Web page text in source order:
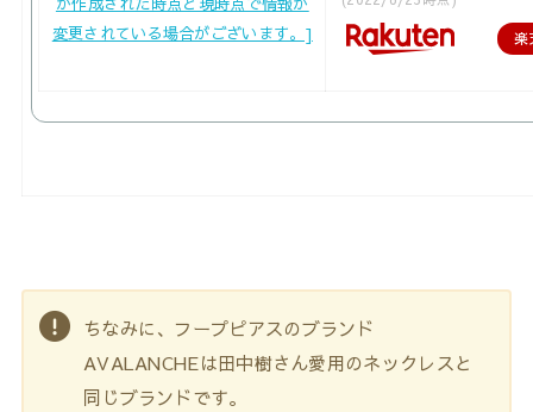
楽
ちなみに、フープピアスのブランド
AVALANCHEは田中樹さん愛用のネックレスと
同じブランドです。